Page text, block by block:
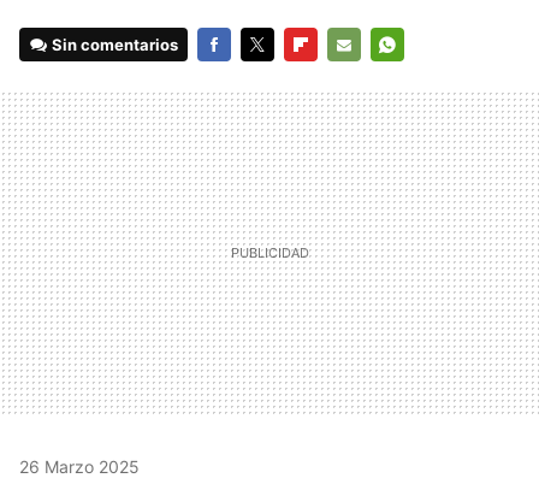
Sin comentarios
MAIL
26 Marzo 2025